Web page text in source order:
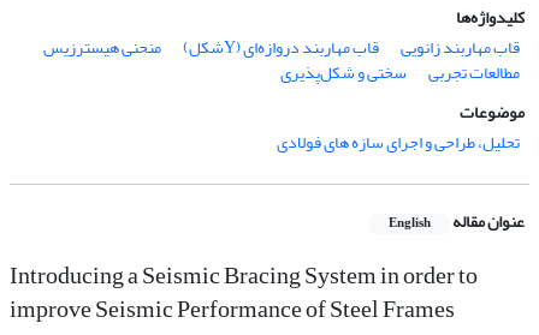
کلیدواژه‌ها
قاب مهاربند زانویی
قاب مهاربند دروازه‌ای (Yشکل) منحنی هیسترزیس
مطالعات تجربی
سختی و شکل‌پذیری
موضوعات
تحلیل، طراحی و اجرای سازه های فولادی
عنوان مقاله English
Introducing a Seismic Bracing System in order to
improve Seismic Performance of Steel Frames